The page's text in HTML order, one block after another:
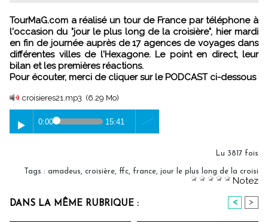
TourMaG.com a réalisé un tour de France par téléphone à
l'occasion du "jour le plus long de la croisière", hier mardi
en fin de journée auprès de 17 agences de voyages dans
différentes villes de l'Hexagone. Le point en direct, leur
bilan et les premières réactions.
Pour écouter, merci de cliquer sur le PODCAST ci-dessous
croisieres21.mp3 (6.29 Mo)
0:00 15:41
Lu 3817 fois
Tags : amadeus croisière ffc france jour le plus long de la croisi
Notez
DANS LA MÊME RUBRIQUE : < >